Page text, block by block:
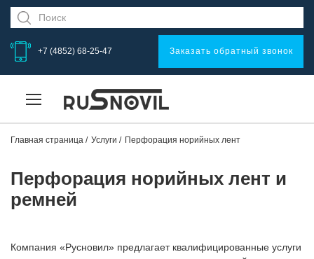
+7 (4852) 68-25-47 Заказать обратный звонок
Главная страница Услуги Перфорация норийных лент
Перфорация норийных лент и
ремней
Компания «Русновил» предлагает квалифицированные услуги